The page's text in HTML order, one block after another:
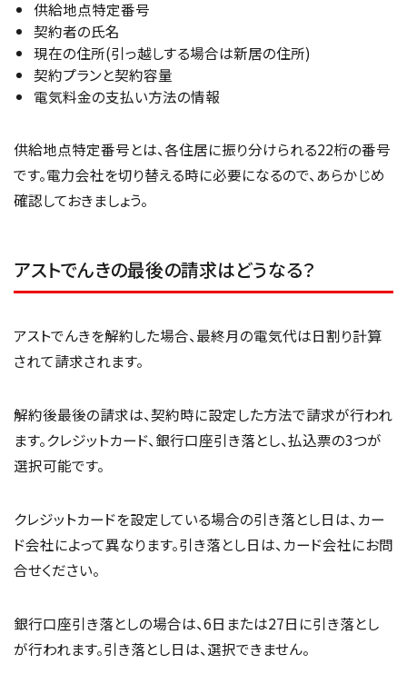
供給地点特定番号
契約者の氏名
現在の住所(引っ越しする場合は新居の住所)
契約プランと契約容量
電気料金の支払い方法の情報
供給地点特定番号とは、各住居に振り分けられる22桁の番号
です。電力会社を切り替える時に必要になるので、あらかじめ
確認しておきましょう。
アストでんきの最後の請求はどうなる？
アストでんきを解約した場合、最終月の電気代は日割り計算
されて請求されます。
解約後最後の請求は、契約時に設定した方法で請求が行われ
ます。クレジットカード、銀行口座引き落とし、払込票の3つが
選択可能です。
クレジットカードを設定している場合の引き落とし日は、カー
ド会社によって異なります。引き落とし日は、カード会社にお問
合せください。
銀行口座引き落としの場合は、6日または27日に引き落とし
が行われます。引き落とし日は、選択できません。